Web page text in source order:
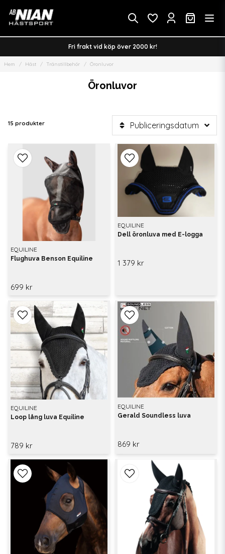
Fri frakt vid köp över 2000 kr!
Hem Häst Tränstillbehör Öronluvor
Öronluvor
15 produkter Publiceringsdatum
EQUILINE
Flughuva Benson Equiline
699 kr
EQUILINE
Dell öronluva med E-logga
1 379 kr
EQUILINE
Loop lång luva Equiline
789 kr
EQUILINE
Gerald Soundless luva
869 kr